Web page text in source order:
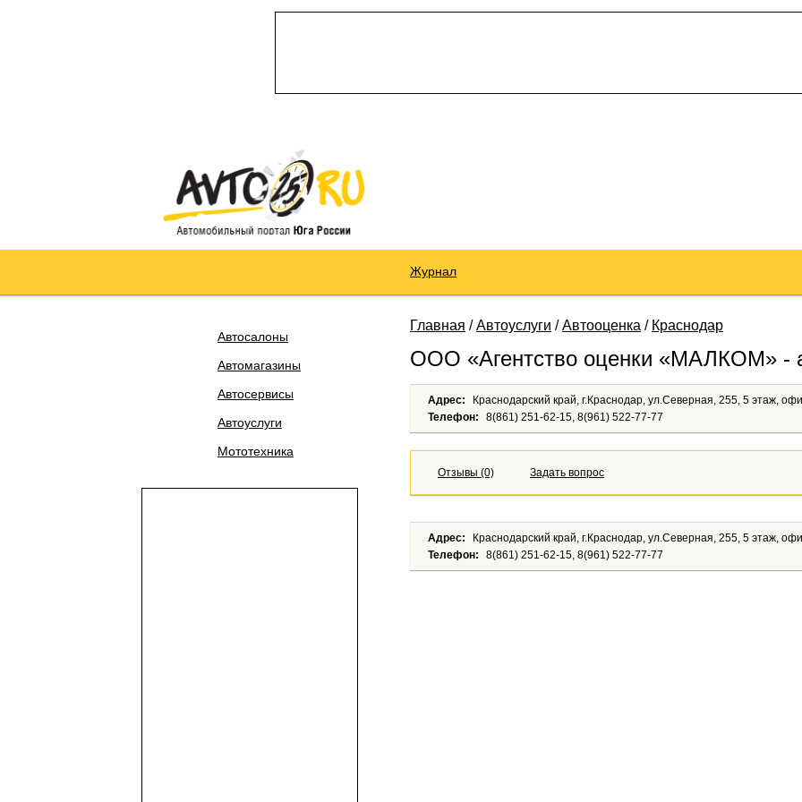
Журнал
Автосалоны
Автомагазины
Автосервисы
Автоуслуги
Мототехника
Главная /Автоуслуги /Автооценка / Краснодар
ООО «Агентство оценки «МАЛКОМ» -
Адрес:
Краснодарский край, г.Краснодар, ул.Северная, 255, 5 этаж,
Телефон:
8(861) 251-62-15, 8(961) 522-77-77
Отзывы (0) Задать вопрос
Адрес:
Краснодарский край, г.Краснодар, ул.Северная, 255, 5 этаж,
Телефон:
8(861) 251-62-15, 8(961) 522-77-77